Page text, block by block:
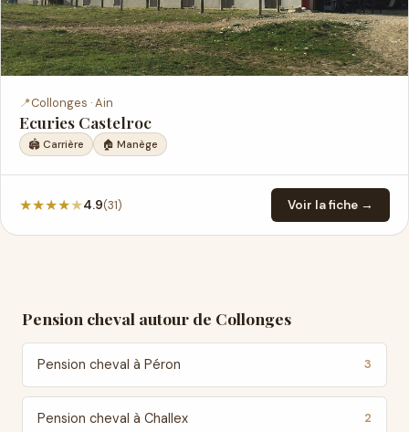
📍Collonges · Ain
Ecuries Castelroc
🏟️ Carrière 🏠 Manège
★★★★★4.9(31) Voir la fiche →
Pension cheval autour de Collonges
Pension cheval à Péron 3
Pension cheval à Challex 2